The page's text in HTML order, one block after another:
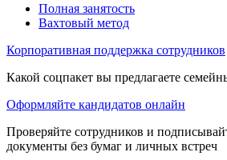
Полная занятость
Вахтовый метод
Корпоративная поддержка сотрудников
Какой соцпакет вы предлагаете
Оформляйте кандидатов онлайн
Проверяйте сотрудников и
документы без бумаг и личных встреч